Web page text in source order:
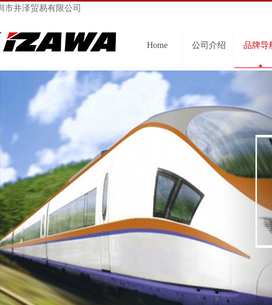
市井泽贸易有限公司
Home 公司介绍 品牌导